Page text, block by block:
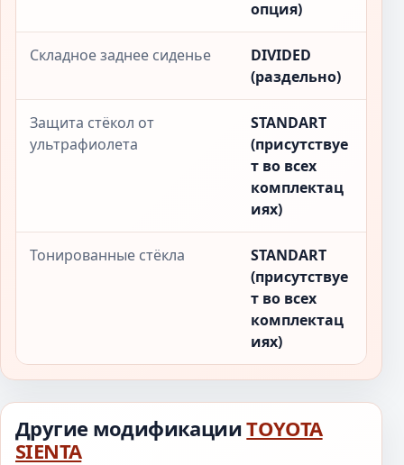
опция)
Складное заднее сиденье
DIVIDED
(раздельно)
Защита стёкол от
ультрафиолета
STANDART
(присутствуе
т во всех
комплектац
иях)
Тонированные стёкла
STANDART
(присутствуе
т во всех
комплектац
иях)
Другие модификацииTOYOTA
SIENTA